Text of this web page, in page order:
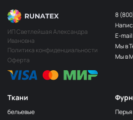
Ткани
бельевые
ИП Светлейшая Александра
Ивановна
Политика конфиденциальности
Оферта
8
E-
Мы в
Мы в